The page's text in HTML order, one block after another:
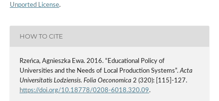
Unported License.
HOW TO CITE
Rzeńca, Agnieszka Ewa. 2016. “Educational Policy of
Universities and the Needs of Local Production Systems”. Acta
Universitatis Lodziensis. Folia Oeconomica 2 (320): [115]-127.
https://doi.org/10.18778/0208-6018.320.09.